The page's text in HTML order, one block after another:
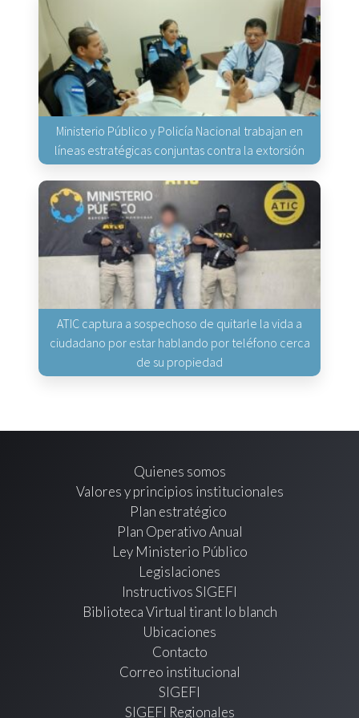
Ministerio Público y Policía Nacional trabajan en
líneas estratégicas conjuntas contra la extorsión
ATIC captura a sospechoso de quitarle la vida a
ciudadano por estar hablando por teléfono cerca
de su propiedad
Quienes somos
Valores y principios institucionales
Plan estratégico
Plan Operativo Anual
Ley Ministerio Público
Legislaciones
Instructivos SIGEFI
Biblioteca Virtual tirant lo blanch
Ubicaciones
Contacto
Correo institucional
SIGEFI
SIGEFI Regionales